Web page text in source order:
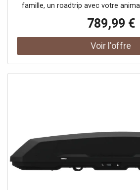
famille, un roadtrip avec votre
parfait entre espace, performance
Motion 3 optimise l'efficacité
design aérodynamique et une variété
incluant des options profil
rendant votre expérience plus
apparence élégante et actuelle qui
il propose des fonctionnalités
mécanisme de verrouillage intuitif
bilatérale, actionnable d'une
789,99 €